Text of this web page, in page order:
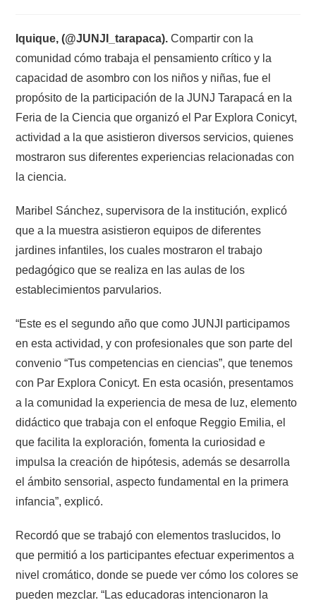
Iquique, (@JUNJI_tarapaca). Compartir con la
comunidad cómo trabaja el pensamiento crítico y la
capacidad de asombro con los niños y niñas, fue el
propósito de la participación de la JUNJ Tarapacá en la
Feria de la Ciencia que organizó el Par Explora Conicyt,
actividad a la que asistieron diversos servicios, quienes
mostraron sus diferentes experiencias relacionadas con
la ciencia.
Maribel Sánchez, supervisora de la institución, explicó
que a la muestra asistieron equipos de diferentes
jardines infantiles, los cuales mostraron el trabajo
pedagógico que se realiza en las aulas de los
establecimientos parvularios.
“Este es el segundo año que como JUNJI participamos
en esta actividad, y con profesionales que son parte del
convenio “Tus competencias en ciencias”, que tenemos
con Par Explora Conicyt. En esta ocasión, presentamos
a la comunidad la experiencia de mesa de luz, elemento
didáctico que trabaja con el enfoque Reggio Emilia, el
que facilita la exploración, fomenta la curiosidad e
impulsa la creación de hipótesis, además se desarrolla
el ámbito sensorial, aspecto fundamental en la primera
infancia”, explicó.
Recordó que se trabajó con elementos traslucidos, lo
que permitió a los participantes efectuar experimentos a
nivel cromático, donde se puede ver cómo los colores se
pueden mezclar. “Las educadoras intencionaron la